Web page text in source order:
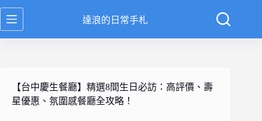
跳
至
達浪的日常手札
【台中慶生餐廳】精選8間生日必訪：高評價、壽
星優惠、氛圍感餐廳全攻略！